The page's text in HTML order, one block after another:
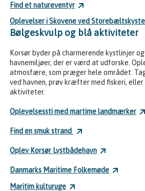
Find et natureventyr
Oplevelser i Skovene ved
Bølgeskvulp og blå aktiviteter
Korsør byder på charmerende kystlinjer
havnemiljøer, der er værd at udforske.
atmosfære, som præger hele området.
ved havnen, prøv kræfter med fiskeri,
aktiviteter.
Oplevelsessti med martime landmærker
Find en smuk strand
Oplev Korsør Lystbådehavn
Danmarks Maritime Folkemøde
Maritim kulturuge